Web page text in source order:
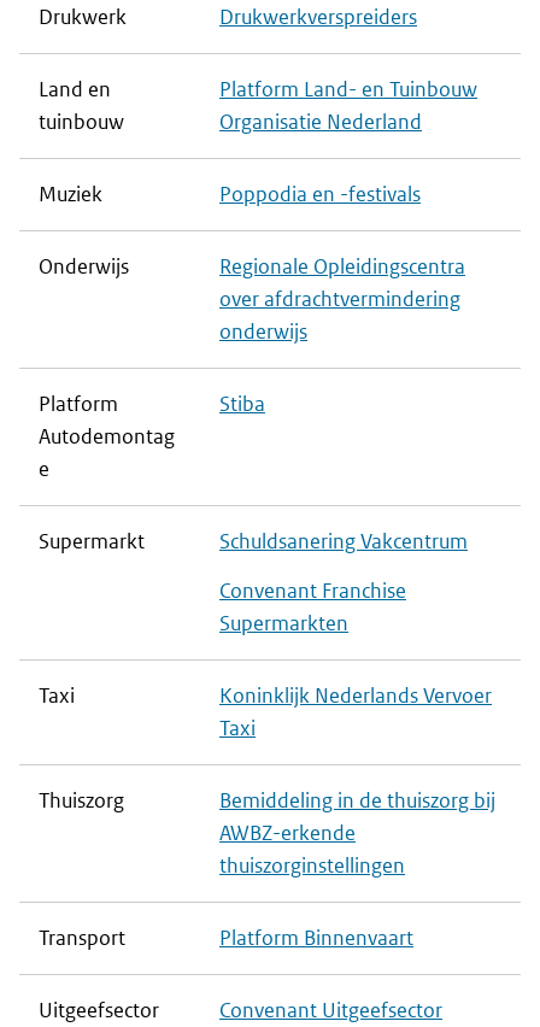
Drukwerk Drukwerkverspreiders
Land en
tuinbouw
Platform Land- en Tuinbouw
Organisatie Nederland
Muziek Poppodia en -festivals
Onderwijs
Regionale Opleidingscentra
over afdrachtvermindering
onderwijs
Platform
Autodemontag
e
Stiba
Supermarkt
Schuldsanering Vakcentrum
Convenant Franchise
Supermarkten
Taxi
Koninklijk Nederlands Vervoer
Taxi
Thuiszorg
Bemiddeling in de thuiszorg bij
AWBZ-erkende
thuiszorginstellingen
Transport Platform Binnenvaart
Uitgeefsector Convenant Uitgeefsector